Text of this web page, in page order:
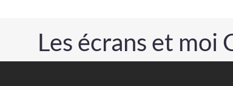
Les écrans et moi